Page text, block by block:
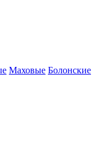
Маховые Болонские